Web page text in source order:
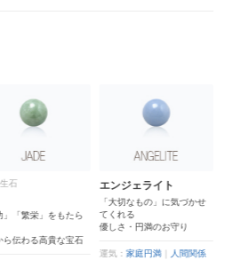
エンジェライト
「大切なもの」に気づかせ
てくれる
人間関係
クラック水晶
水晶にクラックを施すこと
で
カジュアルなデザインに
運気：仕事運｜恋愛成就